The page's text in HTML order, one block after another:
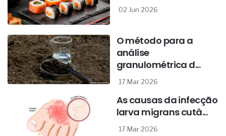
02 Jun 2026
O método para a
análise
granulométrica d...
17 Mar 2026
As causas da infecção
larva migrans cutâ...
17 Mar 2026